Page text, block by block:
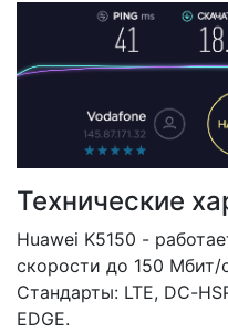
Технические
Huawei K5150 -
скорости до 150 Мбит/
Стандарты: LTE, DC-
EDGE.